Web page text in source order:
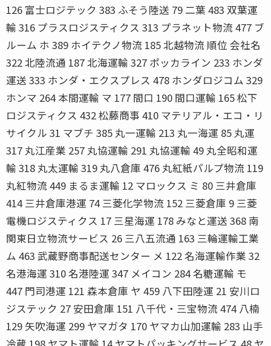
126 富士ロジテック 383 ふそう陸送 79 二葉 483 双葉運
輸 316 プラスロジスティクス 313 プラネット物流 477 ブ
ルーム ホ 389 ホイテクノ物流 185 北越物流 順位 会社名
322 北陸流通 187 北海運輸 327 ポッカライン 233 ホンダ
運送 333 ホンダ・エクスプレス 478 ホンダロジコム 329
ホンマ 264 本間運輸 マ 177 間口 190 間口運輸 165 松下
ロジスティクス 432 松藤商事 410 マテリアル・エコ・リ
サイクル 31 マブチ 385 丸一運輸 213 丸一海運 85 丸運
317 丸江産業 257 丸協運輸 291 丸協運輸 49 丸全昭和運
輸 318 丸太運輸 319 丸八倉庫 476 丸紅紙パルプ物流 119
丸紅物流 449 まるま運輸 12 マロックス ミ 80 三井倉庫
414 三井倉庫港運 74 三菱化学物流 152 三菱倉庫 9 三菱
電機ロジスティクス 17 三星海運 178 みなと運送 368 南
関東日立物流サービス 26 三八五流通 163 三輪運輸工業
ム 463 武蔵野商事配送センター メ 122 名海運輸作業 32
名港海運 310 名港陸運 347 メイコン 284 名糖運輸 モ
447 門司港運 121 森本倉庫 ヤ 459 八下田陸運 21 安川ロ
ジステック 27 安田倉庫 151 八千代・三宝物流 474 八楠
129 矢吹海運 299 ヤマガタ 170 ヤマカ山加運輸 283 山手